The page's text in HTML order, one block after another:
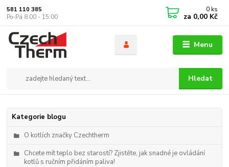
Menu
Hledat
581 110 385
Po-Pá 8:00 - 15:00
0 ks
za 0,00 Kč
Kategorie blogu
O kotlích značky Czechtherm
Chcete mít teplo bez starostí? Zjistěte, jak snadné je ovládání
kotlů s ručním přidáním paliva!